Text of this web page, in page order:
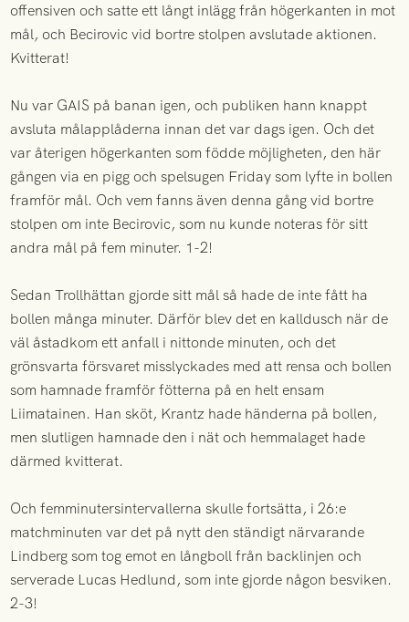
offensiven och satte ett långt inlägg från högerkanten in mot
mål, och Becirovic vid bortre stolpen avslutade aktionen.
Kvitterat!
Nu var GAIS på banan igen, och publiken hann knappt
avsluta målapplåderna innan det var dags igen. Och det
var återigen högerkanten som födde möjligheten, den här
gången via en pigg och spelsugen Friday som lyfte in bollen
framför mål. Och vem fanns även denna gång vid bortre
stolpen om inte Becirovic, som nu kunde noteras för sitt
andra mål på fem minuter. 1-2!
Sedan Trollhättan gjorde sitt mål så hade de inte fått ha
bollen många minuter. Därför blev det en kalldusch när de
väl åstadkom ett anfall i nittonde minuten, och det
grönsvarta försvaret misslyckades med att rensa och bollen
som hamnade framför fötterna på en helt ensam
Liimatainen. Han sköt, Krantz hade händerna på bollen,
men slutligen hamnade den i nät och hemmalaget hade
därmed kvitterat.
Och femminutersintervallerna skulle fortsätta, i 26:e
matchminuten var det på nytt den ständigt närvarande
Lindberg som tog emot en långboll från backlinjen och
serverade Lucas Hedlund, som inte gjorde någon besviken.
2-3!